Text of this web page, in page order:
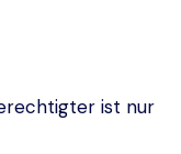
ist nur